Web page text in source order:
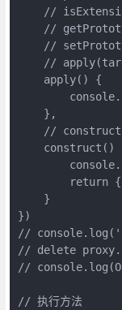
// isExtensible(target) 		拦截
// getPrototypeOf(target) 		拦截
// setPrototypeOf(target,
// apply(target, object, args)
    apply() {
    },
//
construct()
return
    }
})
//
// delete
//
// 执行方法